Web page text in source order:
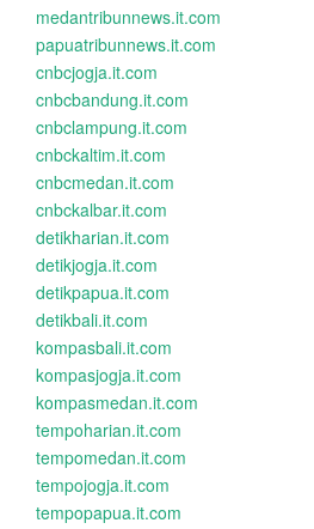
medantribunnews.it.com
papuatribunnews.it.com
cnbcjogja.it.com
cnbcbandung.it.com
cnbclampung.it.com
cnbckaltim.it.com
cnbcmedan.it.com
cnbckalbar.it.com
detikharian.it.com
detikjogja.it.com
detikpapua.it.com
detikbali.it.com
kompasbali.it.com
kompasjogja.it.com
kompasmedan.it.com
tempoharian.it.com
tempomedan.it.com
tempojogja.it.com
tempopapua.it.com